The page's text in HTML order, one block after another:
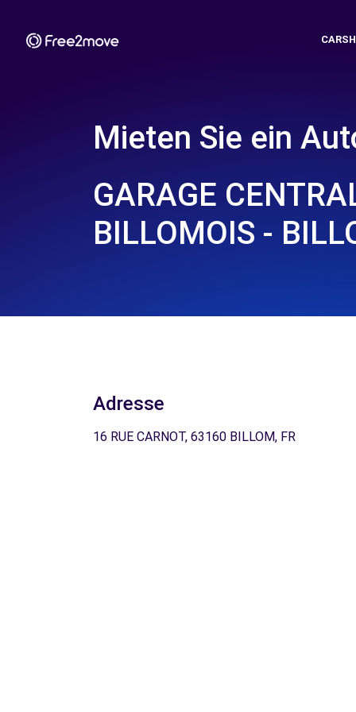
Mieten Sie ein
GARAGE
BILLOMOIS -
Adresse
16 RUE CARNOT, 63160 BILLOM, FR